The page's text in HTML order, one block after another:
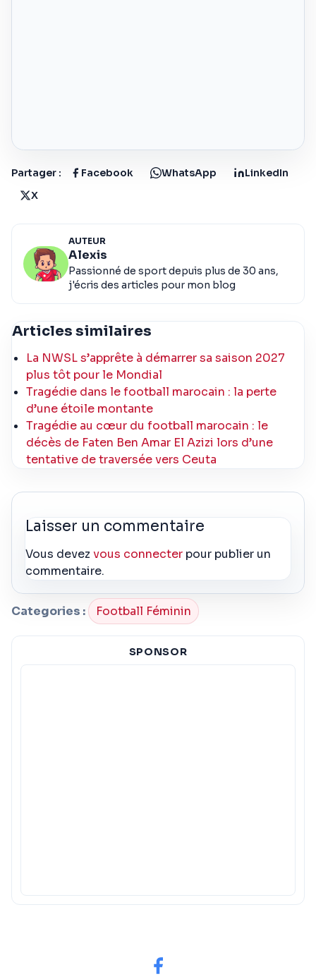
Partager : Facebook WhatsApp
LinkedIn
X
AUTEUR
Alexis
Passionné de sport depuis plus de 30 ans,
j'écris des articles pour mon blog
Articles similaires
La NWSL s’apprête à démarrer sa saison 2027
plus tôt pour le Mondial
Tragédie dans le football marocain : la perte
d’une étoile montante
Tragédie au cœur du football marocain : le
décès de Faten Ben Amar El Azizi lors d’une
tentative de traversée vers Ceuta
Laisser un commentaire
Vous devezvous connecter pour publier un
commentaire.
Categories : Football Féminin
SPONSOR